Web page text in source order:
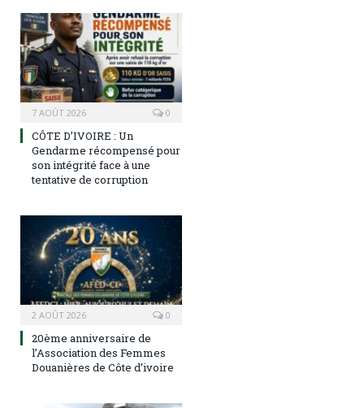
7 AOÛT 2026 0
CÔTE D’IVOIRE : Un
Gendarme récompensé pour
son intégrité face à une
tentative de corruption
2 AOÛT 2026 0
20ème anniversaire de
l’Association des Femmes
Douanières de Côte d’ivoire